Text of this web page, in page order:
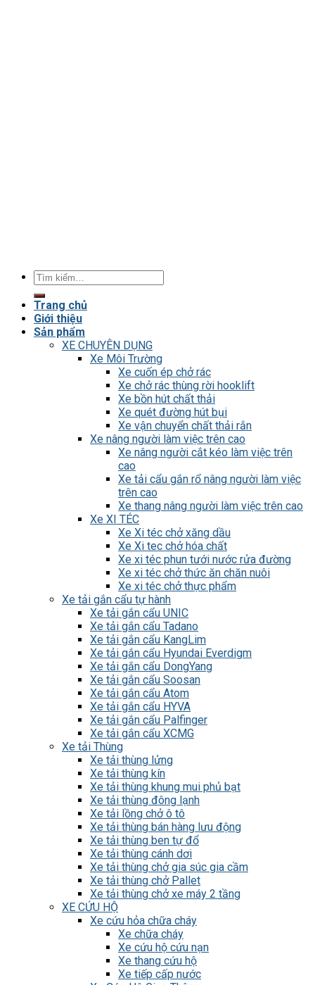
Tìm
Trang chủ
Giới thiệu
Sản phẩm
XE CHUYÊN DỤNG
Xe Môi Trường
Xe cuốn ép chở rác
Xe chở rác thùng rời hooklift
Xe bồn hút chất thải
Xe quét đường hút bụi
Xe vận chuyển chất thải rắn
Xe nâng người làm việc trên cao
Xe nâng người cắt kéo làm việc trên
cao
Xe tải cẩu gắn rổ nâng người làm việc
trên cao
Xe thang nâng người làm việc trên cao
Xe XI TÉC
Xe Xi téc chở xăng dầu
Xe Xi tec chở hóa chất
Xe xi téc phun tưới nước rửa đường
Xe xi téc chở thức ăn chăn nuôi
Xe xi téc chở thực phẩm
Xe tải gắn cẩu tự hành
Xe tải gắn cẩu UNIC
Xe tải gắn cẩu Tadano
Xe tải gắn cẩu KangLim
Xe tải gắn cẩu Hyundai Everdigm
Xe tải gắn cẩu DongYang
Xe tải gắn cẩu Soosan
Xe tải gắn cẩu Atom
Xe tải gắn cẩu HYVA
Xe tải gắn cẩu Palfinger
Xe tải gắn cẩu XCMG
Xe tải Thùng
Xe tải thùng lửng
Xe tải thùng kín
Xe tải thùng khung mui phủ bạt
Xe tải thùng đông lạnh
Xe tải lồng chở ô tô
Xe tải thùng bán hàng lưu động
Xe tải thùng ben tự đổ
Xe tải thùng cánh dơi
Xe tải thùng chở gia súc gia cầm
Xe tải thùng chở Pallet
Xe tải thùng chở xe máy 2 tầng
XE CỨU HỘ
Xe cứu hỏa chữa cháy
Xe chữa cháy
Xe cứu hộ cứu nạn
Xe thang cứu hộ
Xe tiếp cấp nước